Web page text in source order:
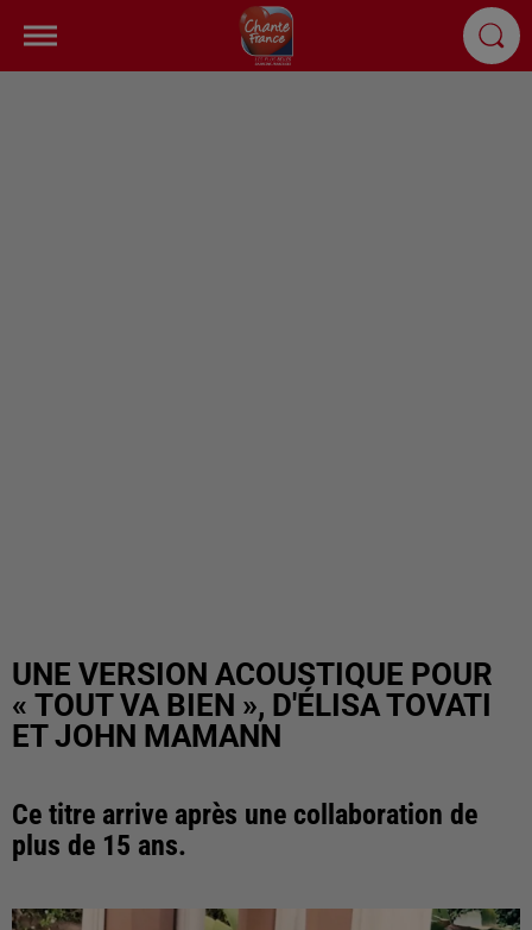
UNE VERSION ACOUSTIQUE POUR
« TOUT VA BIEN », D'ÉLISA TOVATI
ET JOHN MAMANN
Ce titre arrive après une collaboration de
plus de 15 ans.